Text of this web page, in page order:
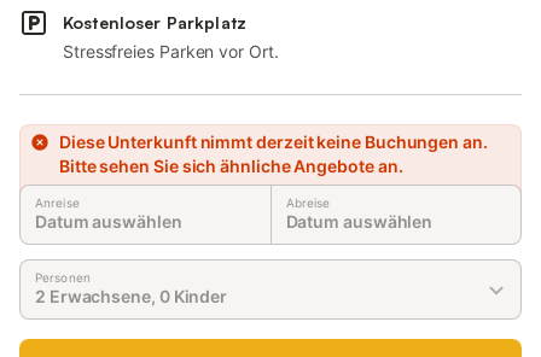
Kostenloser Parkplatz
Stressfreies Parken vor Ort.
Diese Unterkunft nimmt derzeit keine Buchungen an.
Bitte sehen Sie sich ähnliche Angebote an.
Anreise
Datum auswählen
Abreise
Datum auswählen
Personen
2 Erwachsene, 0 Kinder